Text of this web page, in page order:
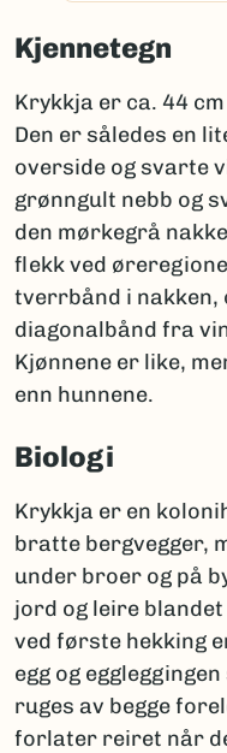
Kjennetegn
Krykkja er ca. 44
Den er således en
overside og svarte
grønngult nebb og
den mørkegrå
flekk ved
tverrbånd i nakken,
diagonalbånd fra
Kjønnene er like,
enn hunnene.
Biologi
Krykkja er en
bratte bergvegger,
under broer og på
jord og leire
ved første hekking
egg og
ruges av begge
forlater reiret når